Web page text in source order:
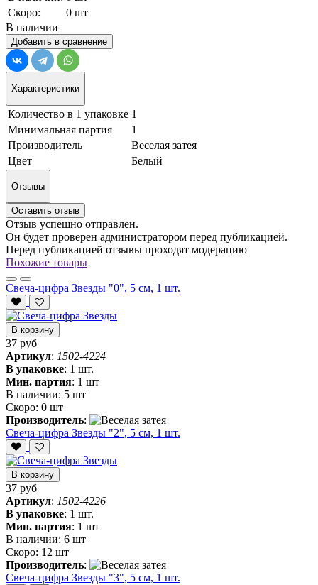
Скоро:
0 шт
В наличии
Добавить в сравнение
Характеристики
Количество в 1 упаковке 1
Минимальная партия
1
Производитель
Веселая затея
Цвет
Белый
Отзывы
Оставить отзыв
Отзыв успешно отправлен.
Он будет проверен администратором перед публикацией.
Перед публикацией отзывы проходят модерацию
Похожие товары
Свеча-цифра Звезды "0", 5 см, 1 шт.
В корзину
37 руб
Артикул: 1502-4224
В упаковке: 1 шт.
Мин. партия: 1 шт
В наличии: 5 шт
Скоро: 0 шт
Производитель:
Свеча-цифра Звезды "2", 5 см, 1 шт.
В корзину
37 руб
Артикул: 1502-4226
В упаковке: 1 шт.
Мин. партия: 1 шт
В наличии: 6 шт
Скоро: 12 шт
Производитель:
Свеча-цифра Звезды "3", 5 см, 1 шт.